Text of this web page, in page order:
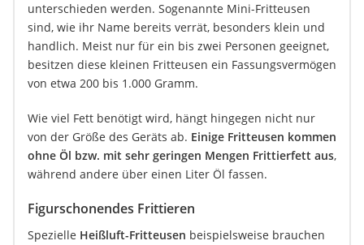
unterschieden werden. Sogenannte Mini-Fritteusen
sind, wie ihr Name bereits verrät, besonders klein und
handlich. Meist nur für ein bis zwei Personen geeignet,
besitzen diese kleinen Fritteusen ein Fassungsvermögen
von etwa 200 bis 1.000 Gramm.
Wie viel Fett benötigt wird, hängt hingegen nicht nur
von der Größe des Geräts ab. Einige Fritteusen kommen
ohne Öl bzw. mit sehr geringen Mengen Frittierfett aus,
während andere über einen Liter Öl fassen.
Figurschonendes Frittieren
Spezielle Heißluft-Fritteusen beispielsweise brauchen